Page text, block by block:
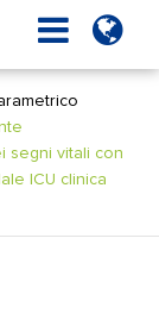
segni vitali con
ICU clinica